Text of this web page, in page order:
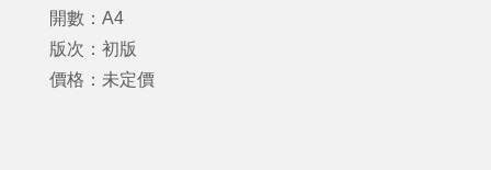
開數：A4
版次：初版
價格：未定價